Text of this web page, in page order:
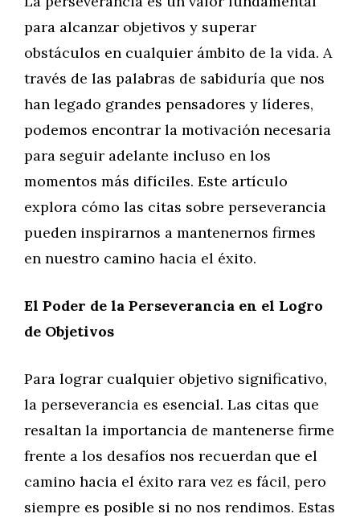
para alcanzar objetivos y superar
obstáculos en cualquier ámbito de la vida. A
través de las palabras de sabiduría que nos
han legado grandes pensadores y líderes,
podemos encontrar la motivación necesaria
para seguir adelante incluso en los
momentos más difíciles. Este artículo
explora cómo las citas sobre perseverancia
pueden inspirarnos a mantenernos firmes
en nuestro camino hacia el éxito.
El Poder de la Perseverancia en el Logro
de Objetivos
Para lograr cualquier objetivo significativo,
la perseverancia es esencial. Las citas que
resaltan la importancia de mantenerse firme
frente a los desafíos nos recuerdan que el
camino hacia el éxito rara vez es fácil, pero
siempre es posible si no nos rendimos. Estas